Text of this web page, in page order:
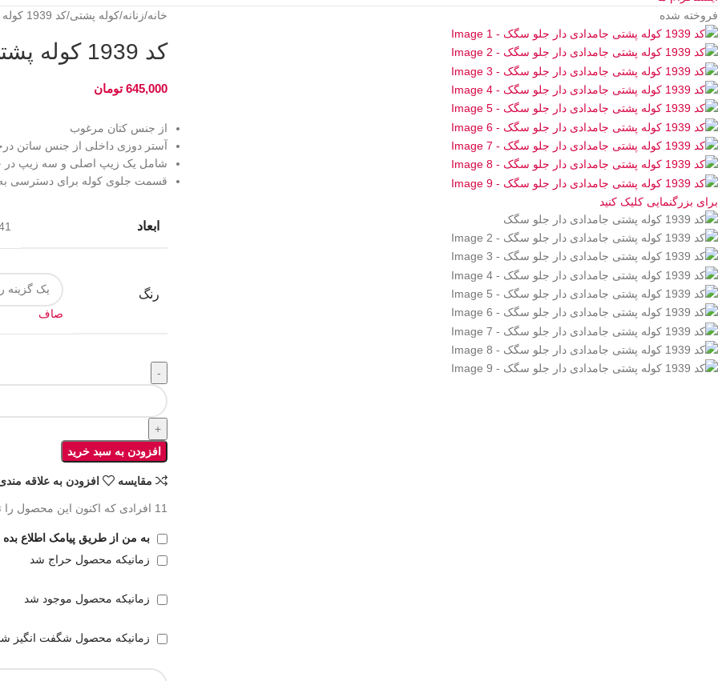
فروخته شده
برای بزرگنمایی کلیک کنید
خانه زنانه کوله پشتی کد 1939 کوله پشتی جامدادی دار جلو سگک
کد 1939 کوله پشتی جامدادی دار جلو سگک
645,000 تومان
از جنس کتان مرغوب
آستر دوزی داخلی از جنس ساتن
شامل یک زیپ اصلی و سه زیپ در
قسمت جلوی کوله برای دسترسی
ابعاد 41 × 32
رنگ
صاف
افزودن به سبد خرید
مقايسه افزودن به علاقه
11 افرادی که اکنون این محصول را
به من از طریق پیامک اطلاع بده
زمانیکه محصول حراج شد
زمانیکه محصول موجود شد
زمانیکه محصول شگفت انگیز